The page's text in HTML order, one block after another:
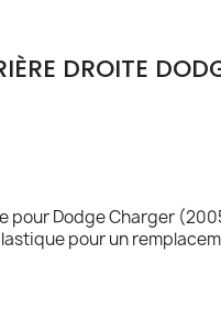
DROITE
pour Dodge Charger
pour un